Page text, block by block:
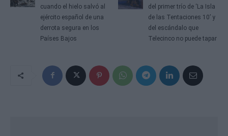
cuando el hielo salvó al
ejército español de una
derrota segura en los
Países Bajos
del primer trío de ‘La Isla
de las Tentaciones 10’ y
del escándalo que
Telecinco no puede tapar